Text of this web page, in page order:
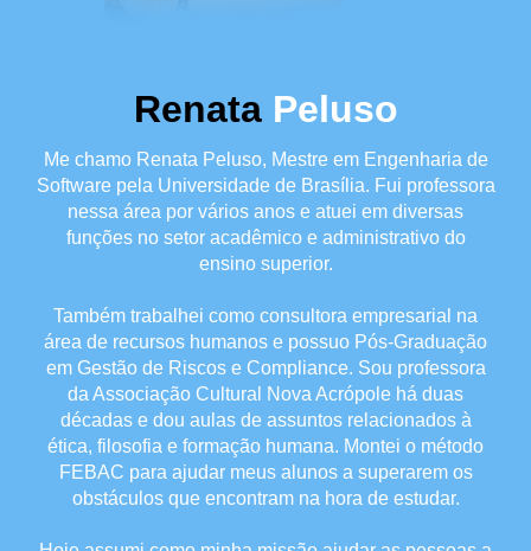
RenataPeluso
Me chamo Renata Peluso, Mestre em Engenharia de
Software pela Universidade de Brasília. Fui professora
nessa área por vários anos e atuei em diversas
funções no setor acadêmico e administrativo do
ensino superior.
Também trabalhei como consultora empresarial na
área de recursos humanos e possuo Pós-Graduação
em Gestão de Riscos e Compliance. Sou professora
da Associação Cultural Nova Acrópole há duas
décadas e dou aulas de assuntos relacionados à
ética, filosofia e formação humana. Montei o método
FEBAC para ajudar meus alunos a superarem os
obstáculos que encontram na hora de estudar.